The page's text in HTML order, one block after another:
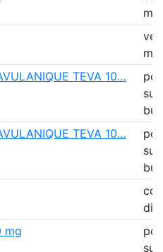
TEVA 10…
TEVA 10…
mg